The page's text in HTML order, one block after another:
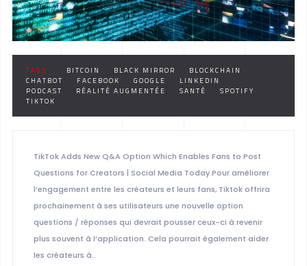
TAGS : BITCOIN BLACK MIRROR
BLOCKCHAIN
CHATBOT
FACEBOOK GOOGLE
LINKEDIN
PODCAST
RÉALITÉ AUGMENTÉE SANTÉ
SPOTIFY
TIKTOK
TikTok Adds New Q&A Option Which Enables Fans to Post
Questions for Creators | Social Media Today Pour améliorer
l’engagement entre les créateurs et leurs fans, Tiktok offrira
prochainement à ses utilisateurs une nouvelle option
questions / réponses qui devrait pousser ceux-ci à revenir
plus souvent à l’application. Cela pourrait également aider
les créateurs à..